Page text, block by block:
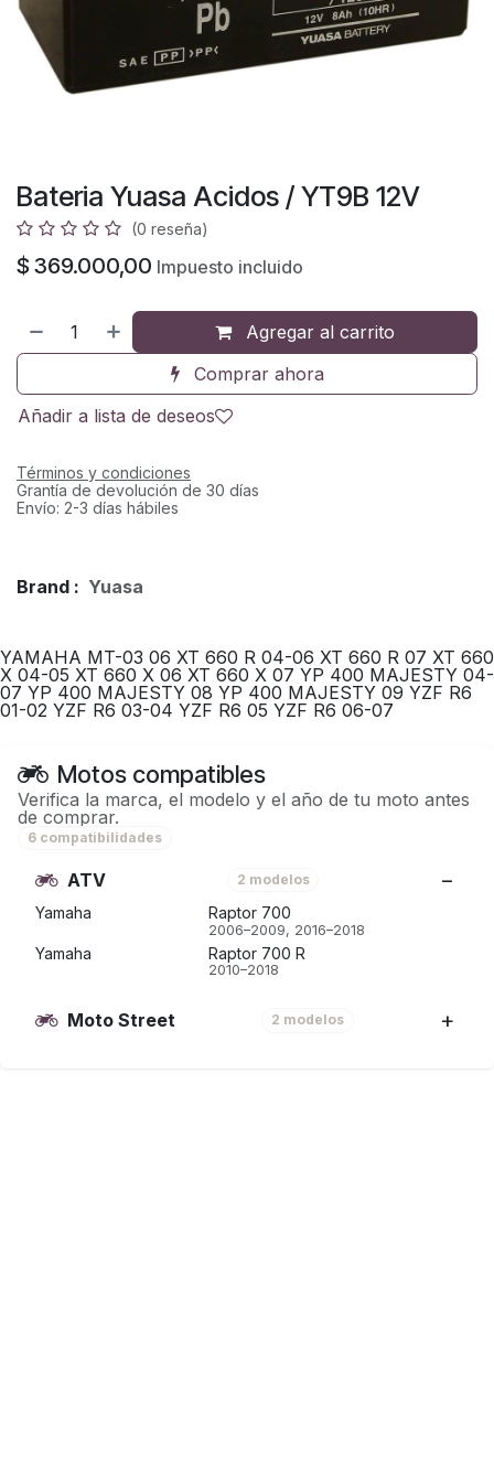
Bateria Yuasa Acidos / YT9B 12V
(0 reseña)
$ 369.000,00 Impuesto incluido
Agregar al carrito
Comprar ahora
Añadir a lista de deseos
Términos y condiciones
Grantía de devolución de 30 días
Envío: 2-3 días hábiles
Brand : Yuasa
YAMAHA MT-03 06 XT 660 R 04-06 XT 660 R 07 XT 660
X 04-05 XT 660 X 06 XT 660 X 07 YP 400 MAJESTY 04-
07 YP 400 MAJESTY 08 YP 400 MAJESTY 09 YZF R6
01-02 YZF R6 03-04 YZF R6 05 YZF R6 06-07
Motos compatibles
Verifica la marca, el modelo y el año de tu moto antes
de comprar.
6 compatibilidades
ATV 2 modelos
Yamaha Raptor 700
2006–2009, 2016–2018
Yamaha Raptor 700 R
2010–2018
Moto Street 2 modelos